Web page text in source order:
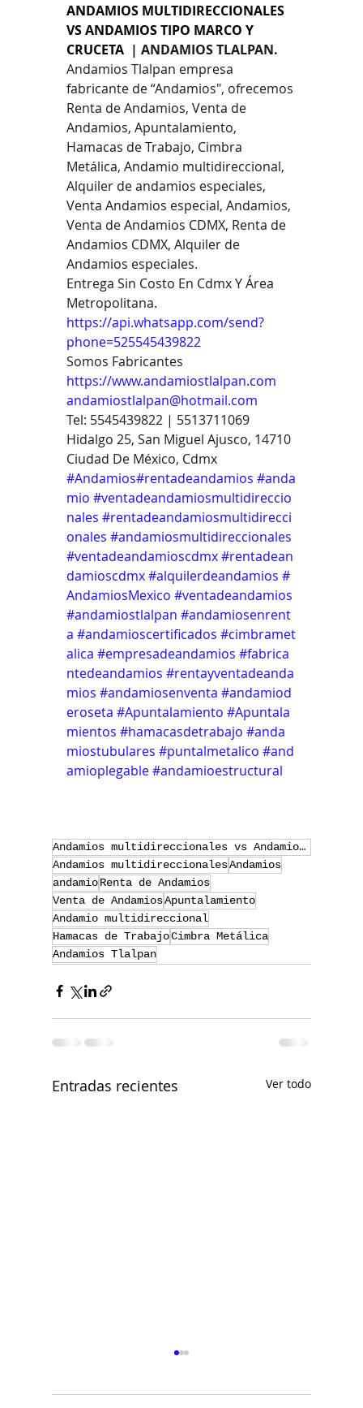
ANDAMIOS MULTIDIRECCIONALES
VS ANDAMIOS TIPO MARCO Y
CRUCETA | ANDAMIOS TLALPAN.
Andamios Tlalpan empresa
fabricante de “Andamios", ofrecemos
Renta de Andamios, Venta de
Andamios, Apuntalamiento,
Hamacas de Trabajo, Cimbra
Metálica, Andamio multidireccional,
Alquiler de andamios especiales,
Venta Andamios especial, Andamios,
Venta de Andamios CDMX, Renta de
Andamios CDMX, Alquiler de
Andamios especiales.
Entrega Sin Costo En Cdmx Y Área
Metropolitana.
https://api.whatsapp.com/send?
phone=525545439822
Somos Fabricantes
https://www.andamiostlalpan.com
andamiostlalpan@hotmail.com
Tel: 5545439822 | 5513711069
Hidalgo 25, San Miguel Ajusco, 14710
Ciudad De México, Cdmx
#Andamios#rentadeandamios #anda
mio #ventadeandamiosmultidireccio
nales #rentadeandamiosmultidirecci
onales #andamiosmultidireccionales
#ventadeandamioscdmx#rentadean
damioscdmx#alquilerdeandamios #
AndamiosMexico #ventadeandamios
#andamiostlalpan #andamiosenrent
a #andamioscertificados #cimbramet
alica #empresadeandamios #fabrica
ntedeandamios #rentayventadeanda
mios #andamiosenventa #andamiod
eroseta #Apuntalamiento #Apuntala
mientos #hamacasdetrabajo #anda
miostubulares #puntalmetalico #and
amioplegable#andamioestructural
Andamios multidireccionales vs Andamios tipo marco y cruceta
Andamios multidireccionalesAndamios
andamioRenta de Andamios
Venta de AndamiosApuntalamiento
Andamio multidireccional
Hamacas de TrabajoCimbra Metálica
Andamios Tlalpan
Entradas recientes Ver todo